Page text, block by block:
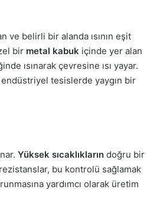
ve belirli bir alanda ısının eşit
bir metal kabuk içinde yer alan
ısınarak çevresine ısı yayar.
tesislerde yaygın bir
Yüksek sıcaklıkların doğru bir
bu kontrolü sağlamak
yardımcı olarak üretim